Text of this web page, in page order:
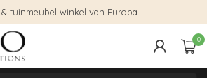
tuinmeubel winkel van Europa
0